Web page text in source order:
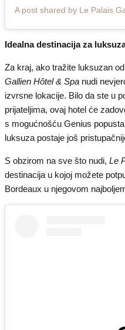
Idealna destinacija za
Za kraj, ako tražite luksuzan
Gallien Hôtel & Spa nudi
izvrsne lokacije. Bilo da ste u
prijateljima, ovaj hotel će
s mogućnošću Genius
luksuza postaje još
S obzirom na sve što nudi, Le
destinacija u kojoj možete
Bordeaux u njegovom